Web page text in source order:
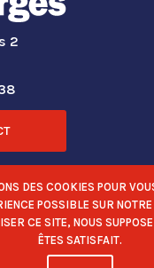
2
DES COOKIES POUR
POSSIBLE SUR
CE SITE, NOUS
ÊTES SATISFAIT.